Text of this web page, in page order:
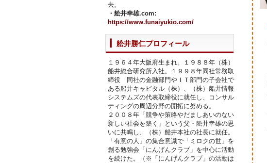
去。
・舩井幸雄.com:
https://www.funaiyukio.com/
舩井勝仁プロフィール
１９６４年大阪府生まれ。１９８８年（株）
船井総合研究所入社。１９９８年同社常務取
締役 同社の金融部門やＩＴ部門の子会社で
ある船井キャピタル（株）、（株）船井情報
システムズの代表取締役に就任し、コンサル
ティングの周辺分野の開拓に努める。
２００８年「競争や策略やだましあいのない
新しい社会を築く」という父・舩井幸雄の思
いに共鳴し、（株）船井本社の社長に就任。
「有意の人」の集合意識で「ミロクの世」を
創る勉強会「にんげんクラブ」を中心に活動
を続けた。（※「にんげんクラブ」の活動は